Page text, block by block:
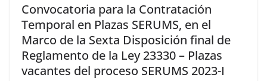
Convocatoria para la Contratación
Temporal en Plazas SERUMS, en el
Marco de la Sexta Disposición final de
Reglamento de la Ley 23330 – Plazas
vacantes del proceso SERUMS 2023-I